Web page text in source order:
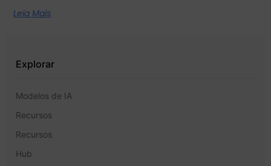
Leia Mais
Explorar
Modelos de IA
Recursos
Recursos
Hub